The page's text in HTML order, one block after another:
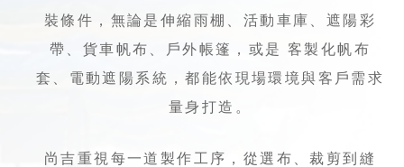
裝條件，無論是伸縮雨棚、活動車庫、遮陽彩
帶、貨車帆布、戶外帳篷，或是 客製化帆布
套、電動遮陽系統，都能依現場環境與客戶需求
量身打造。
尚吉重視每一道製作工序，從選布、裁剪到縫